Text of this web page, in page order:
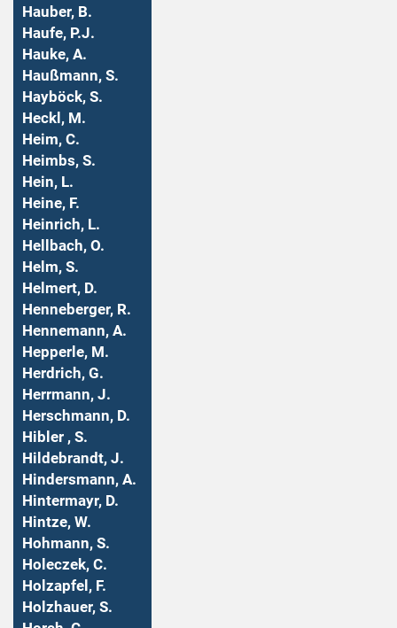
Hauber, B.
Haufe, P.J.
Hauke, A.
Haußmann, S.
Hayböck, S.
Heckl, M.
Heim, C.
Heimbs, S.
Hein, L.
Heine, F.
Heinrich, L.
Hellbach, O.
Helm, S.
Helmert, D.
Henneberger, R.
Hennemann, A.
Hepperle, M.
Herdrich, G.
Herrmann, J.
Herschmann, D.
Hibler , S.
Hildebrandt, J.
Hindersmann, A.
Hintermayr, D.
Hintze, W.
Hohmann, S.
Holeczek, C.
Holzapfel, F.
Holzhauer, S.